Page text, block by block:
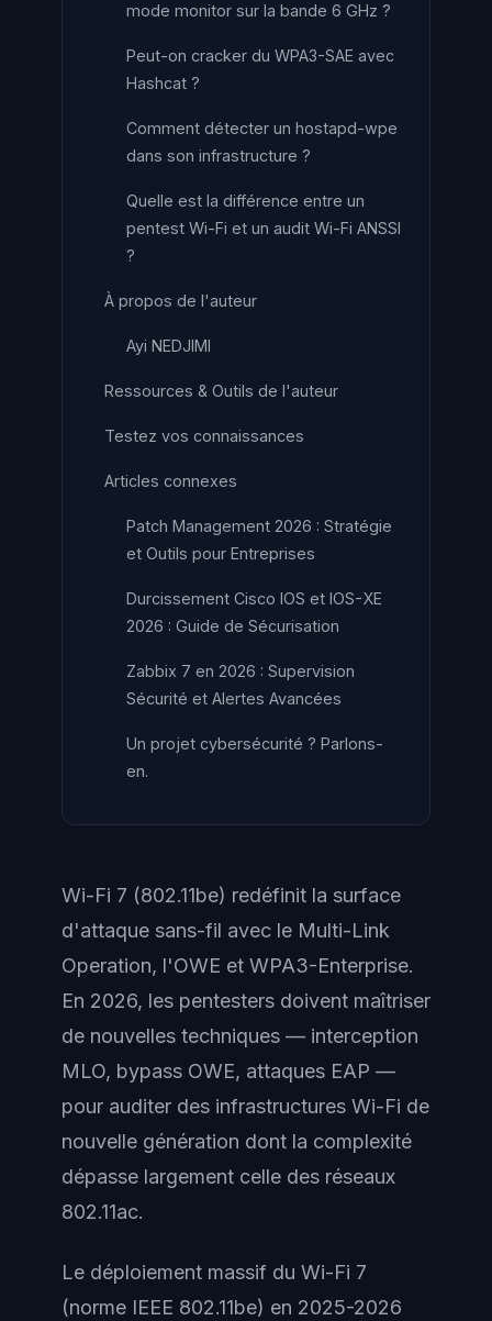
mode monitor sur la bande 6 GHz ?
Peut-on cracker du WPA3-SAE avec
Hashcat ?
Comment détecter un hostapd-wpe
dans son infrastructure ?
Quelle est la différence entre un
pentest Wi-Fi et un audit Wi-Fi ANSSI
?
À propos de l'auteur
Ayi NEDJIMI
Ressources & Outils de l'auteur
Testez vos connaissances
Articles connexes
Patch Management 2026 : Stratégie
et Outils pour Entreprises
Durcissement Cisco IOS et IOS-XE
2026 : Guide de Sécurisation
Zabbix 7 en 2026 : Supervision
Sécurité et Alertes Avancées
Un projet cybersécurité ? Parlons-
en.
Wi-Fi 7 (802.11be) redéfinit la surface
d'attaque sans-fil avec le Multi-Link
Operation, l'OWE et WPA3-Enterprise.
En 2026, les pentesters doivent maîtriser
de nouvelles techniques — interception
MLO, bypass OWE, attaques EAP —
pour auditer des infrastructures Wi-Fi de
nouvelle génération dont la complexité
dépasse largement celle des réseaux
802.11ac.
Le déploiement massif du Wi-Fi 7
(norme IEEE 802.11be) en 2025-2026